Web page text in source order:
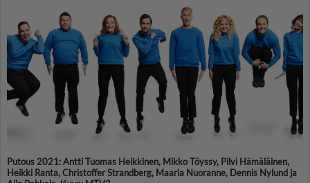
Putous 2021: Antti Tuomas Heikkinen, Mikko Töyssy, Pilvi Hämäläinen,
Heikki Ranta, Christoffer Strandberg, Maaria Nuoranne, Dennis Nylund ja